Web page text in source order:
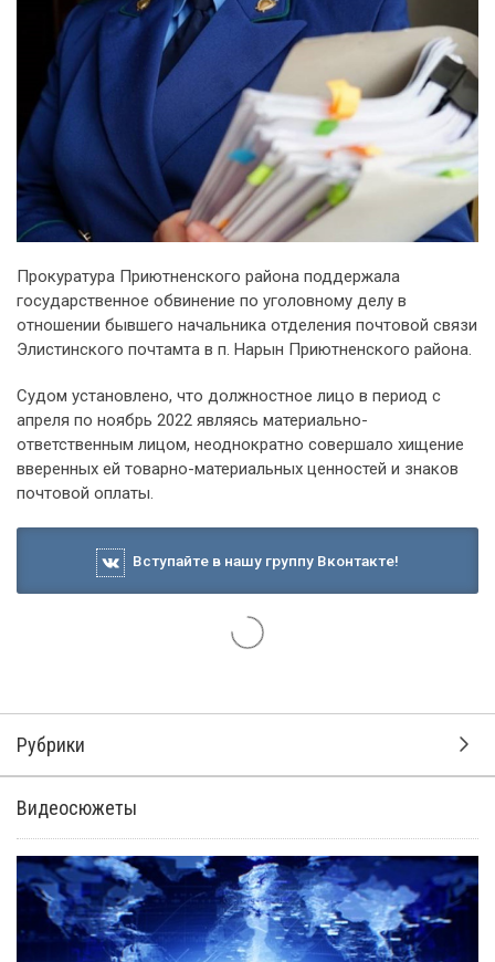
Прокуратура Приютненского района поддержала
государственное обвинение по уголовному делу в
отношении бывшего начальника отделения почтовой связи
Элистинского почтамта в п. Нарын Приютненского района.
Судом установлено, что должностное лицо в период с
апреля по ноябрь 2022 являясь материально-
ответственным лицом, неоднократно совершало хищение
вверенных ей товарно-материальных ценностей и знаков
почтовой оплаты.
Вступайте в нашу группу Вконтакте!
Рубрики
Видеосюжеты